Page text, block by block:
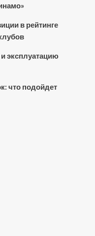
в рейтинге
эксплуатацию
что подойдет